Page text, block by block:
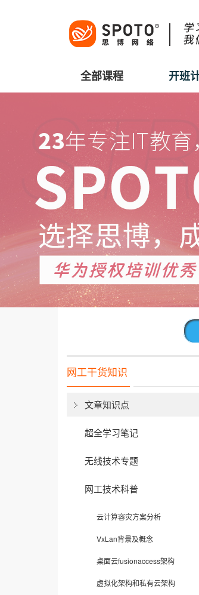
全部课程 开班
网工干货知识
文章知识点
超全学习笔记
无线技术专题
网工技术科普
云计算容灾方案分析
VxLan背景及概念
桌面云fusionaccess架构
虚拟化架构和私有云架构